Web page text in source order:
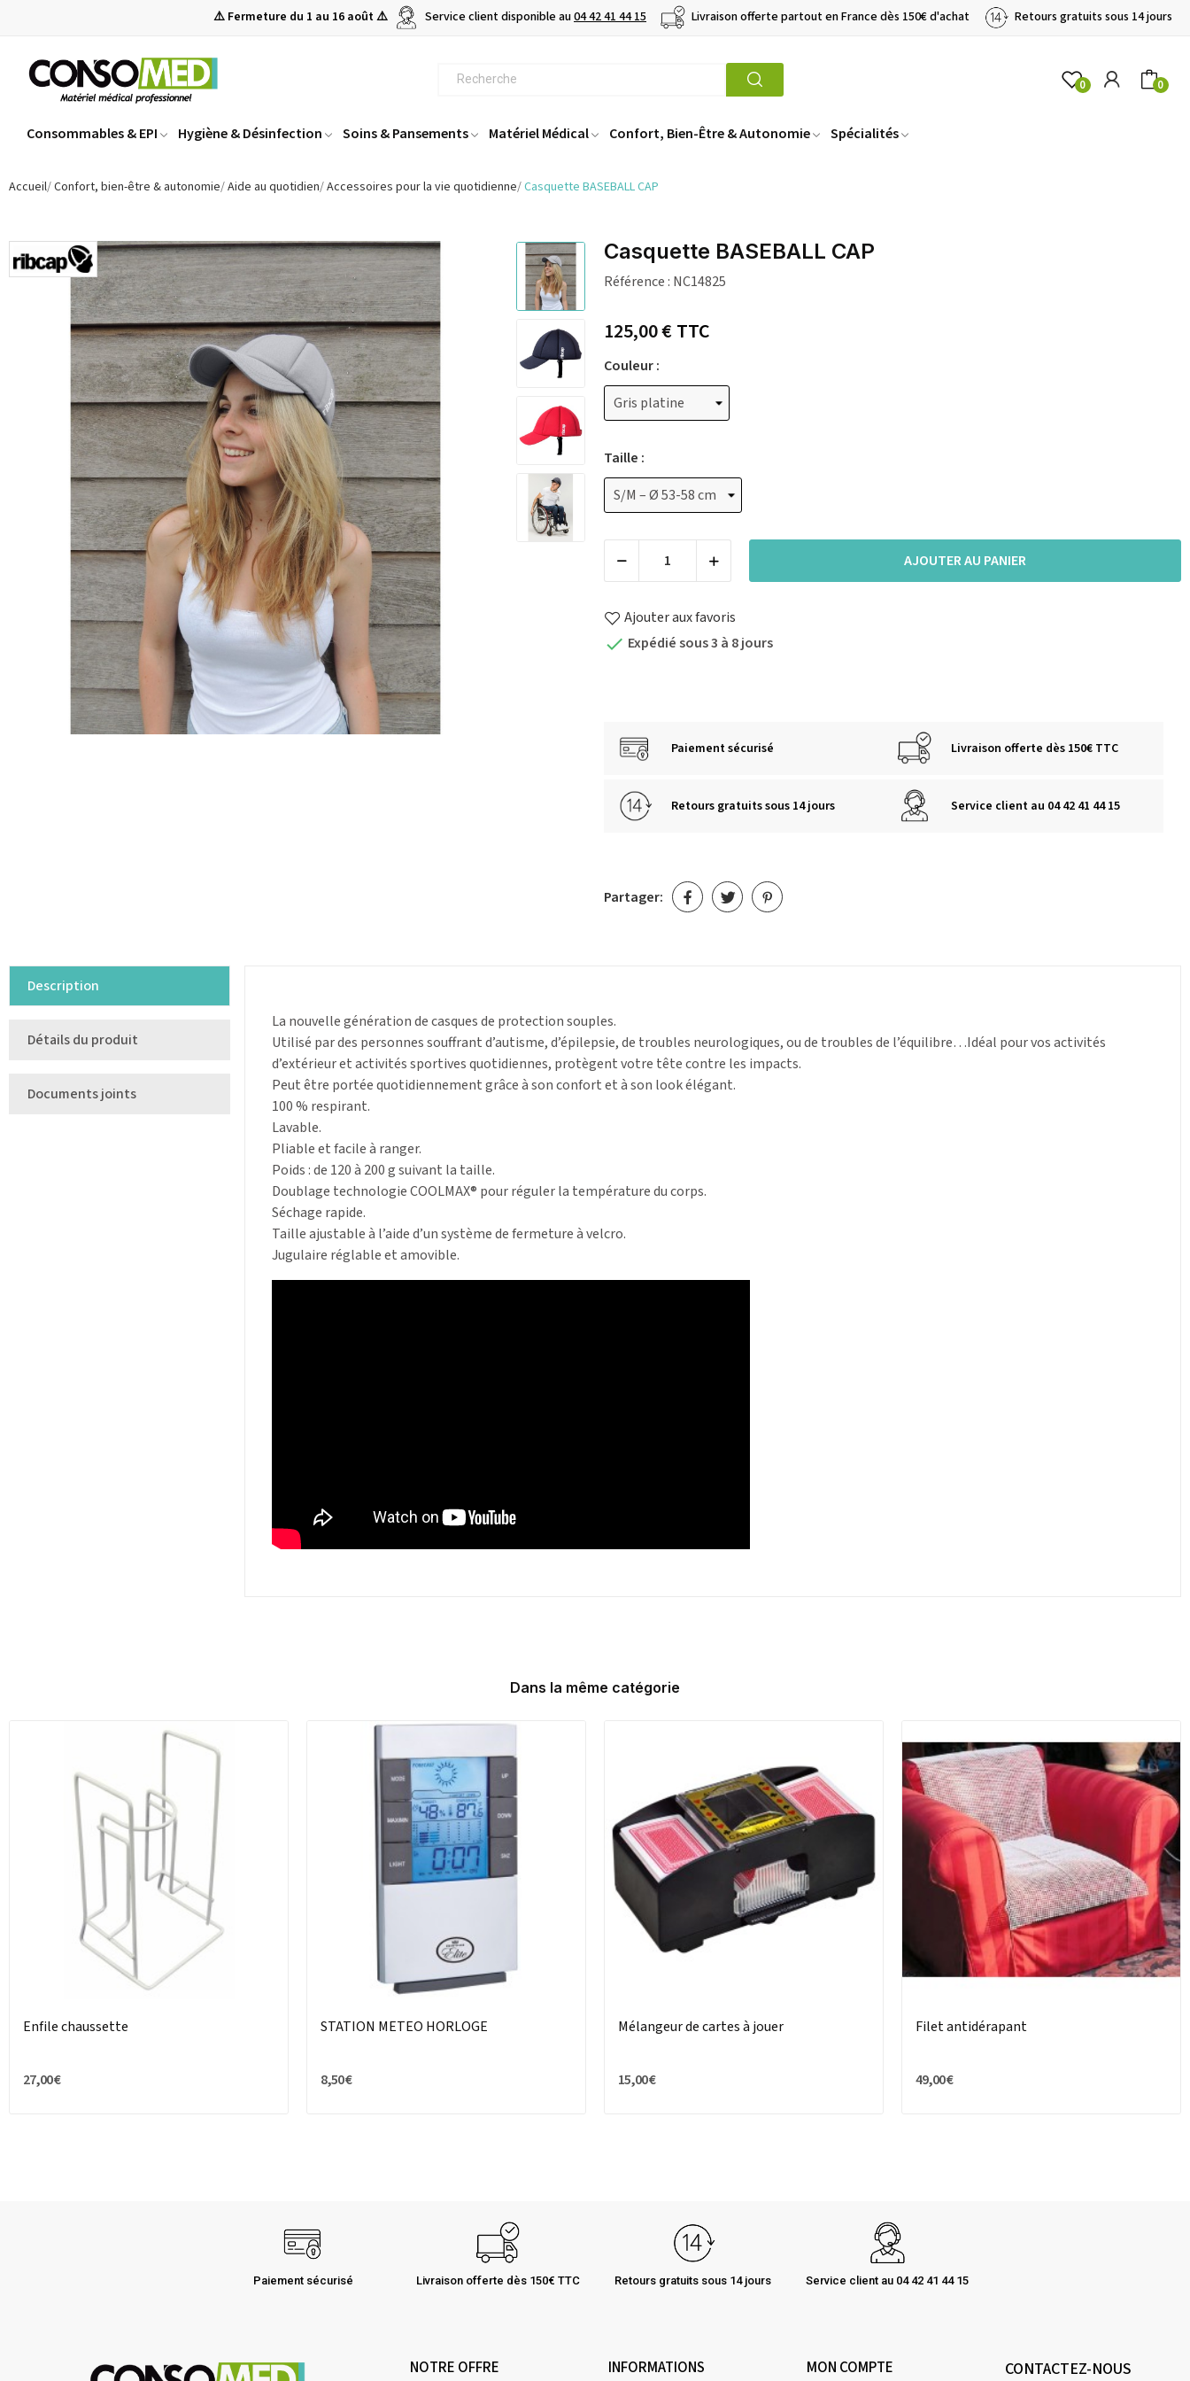
⚠️ Fermeture du 1 au 16 août ⚠️ Service client disponible au04 42 41 44 15 Livraison offerte partout en France dès 150€ d'achat Retours gratuits sous 14 jours
0 0
Consommables & EPI Hygiène & Désinfection Soins & Pansements Matériel Médical Confort, Bien-Être & Autonomie Spécialités
Accueil Confort, bien-être & autonomie Aide au quotidien Accessoires pour la vie quotidienne Casquette BASEBALL CAP
Casquette BASEBALL CAP
Référence : NC14825
125,00 €TTC
Couleur :
Taille :
AJOUTER AU PANIER
Ajouter aux favoris
 Expédié sous 3 à 8 jours
Paiement sécurisé Livraison offerte dès 150€ TTC
Retours gratuits sous 14 jours Service client au 04 42 41 44 15
Partager:
Description
Détails du produit
Documents joints
La nouvelle génération de casques de protection souples.
Utilisé par des personnes souffrant d’autisme, d’épilepsie, de troubles neurologiques, ou de troubles de l’équilibre…Idéal pour vos activités
d’extérieur et activités sportives quotidiennes, protègent votre tête contre les impacts.
Peut être portée quotidiennement grâce à son confort et à son look élégant.
100 % respirant.
Lavable.
Pliable et facile à ranger.
Poids : de 120 à 200 g suivant la taille.
Doublage technologie COOLMAX® pour réguler la température du corps.
Séchage rapide.
Taille ajustable à l’aide d’un système de fermeture à velcro.
Jugulaire réglable et amovible.
Dans la même catégorie
Enfile chaussette
27,00 €
STATION METEO HORLOGE
8,50 €
Mélangeur de cartes à jouer
15,00 €
Filet antidérapant
49,00 €
Paiement sécurisé Livraison offerte dès 150€ TTC Retours gratuits sous 14 jours Service client au 04 42 41 44 15
NOTRE OFFRE INFORMATIONS MON COMPTE CONTACTEZ-NOUS